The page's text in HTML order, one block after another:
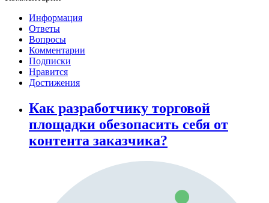
Информация
Ответы
Вопросы
Комментарии
Подписки
Нравится
Достижения
Как разработчику торговой
площадки обезопасить себя от
контента заказчика?